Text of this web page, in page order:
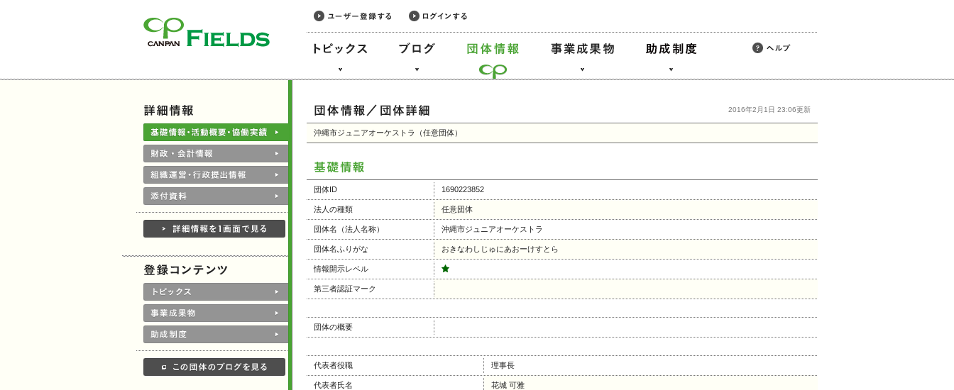
2016年2月1日 23:06更新
沖縄市ジュニアオーケストラ（任意団体）
団体ID 1690223852
法人の種類 任意団体
団体名（法人名称） 沖縄市ジュニアオーケストラ
団体名ふりがな おきなわしじゅにあおーけすとら
情報開示レベル
第三者認証マーク
団体の概要
代表者役職 理事長
代表者氏名 花城 可雅